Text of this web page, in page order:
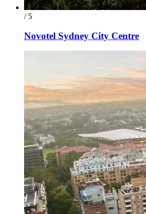
/ 5
Novotel Sydney City Centre